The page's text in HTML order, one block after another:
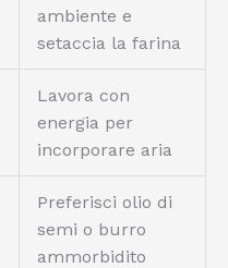
ambiente e
setaccia la farina
Lavora con
energia per
incorporare aria
Preferisci olio di
semi o burro
ammorbidito